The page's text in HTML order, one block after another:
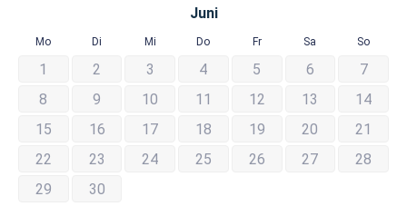
Juni
Mo Di Mi Do Fr Sa So
1 2 3 4 5 6
7
8
9 10 11 12 13
14
15
16 17 18 19 20
21
22
23 24 25 26 27
28
29
30